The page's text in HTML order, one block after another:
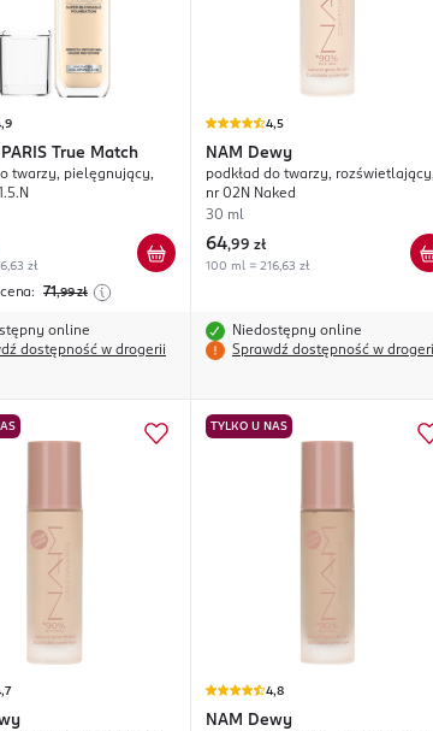
True Match
twarzy, pielęgnujący,
zł
71,99 zł
online
dostępność w drogerii
4,5
NAM Dewy
podkład do twarzy, rozświetlający,
nr 02N Naked
30 ml
64,99 zł
100 ml = 216,63 zł
Niedostępny online
Sprawdź dostępność w
TYLKO U NAS
4,8
NAM Dewy